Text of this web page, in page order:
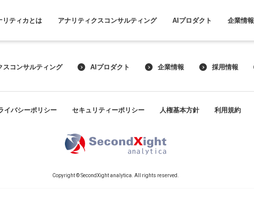
リティカとは アナリティクスコンサルティング AIプロダクト 企業情報
スコンサルティング AIプロダクト 企業情報 採用情報
イバシーポリシー セキュリティーポリシー 人権基本方針 利用規約
Copyright © SecondXight analytica. All rights reserved.